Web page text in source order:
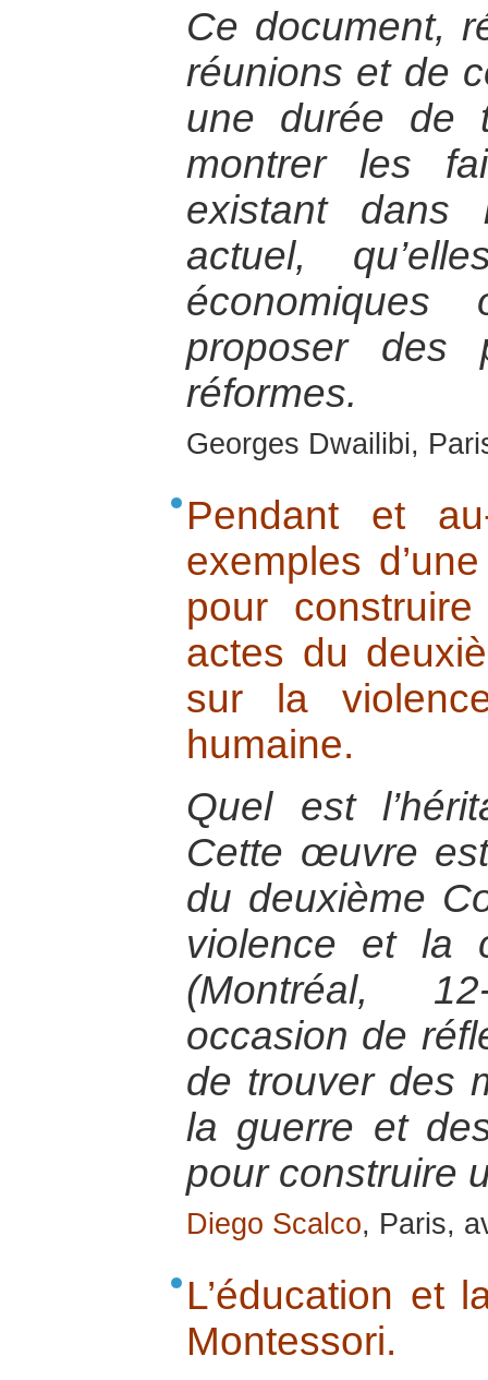
Ce document,
réunions et de
une durée de
montrer les
existant dans
actuel,
proposer des
réformes.
Georges Dwailibi,
Pendant et
exemples
pour
actes du
sur la
humaine.
Quel est
Cette œuvre
du deuxième
violence et la
(Montréal,
occasion de
de trouver des
la guerre et
pour construire
Diego Scalco, Paris,
L’éducation et
Montessori.